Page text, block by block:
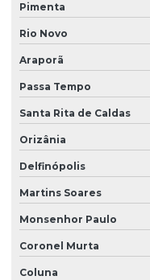
Pimenta
Rio Novo
Araporã
Passa Tempo
Santa Rita de Caldas
Orizânia
Delfinópolis
Martins Soares
Monsenhor Paulo
Coronel Murta
Coluna